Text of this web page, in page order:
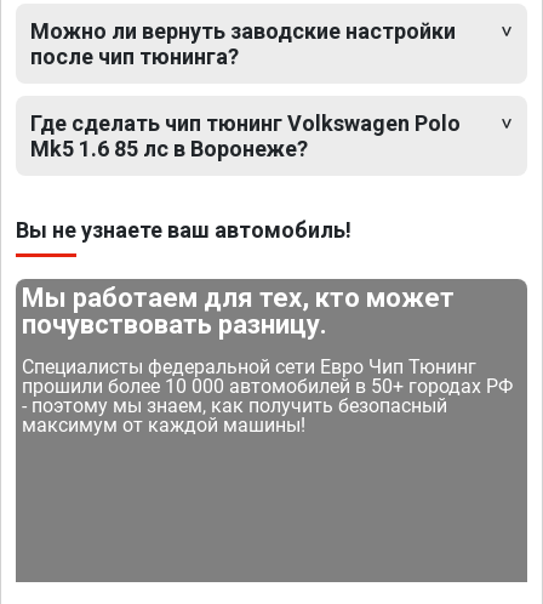
Можно ли вернуть заводские настройки
после чип тюнинга?
Где сделать чип тюнинг Volkswagen Polo
Mk5 1.6 85 лс в Воронеже?
Вы не узнаете ваш автомобиль!
Мы работаем для тех, кто может
почувствовать разницу.
Специалисты федеральной сети Евро Чип Тюнинг
прошили более 10 000 автомобилей в 50+ городах РФ
- поэтому мы знаем, как получить безопасный
максимум от каждой машины!